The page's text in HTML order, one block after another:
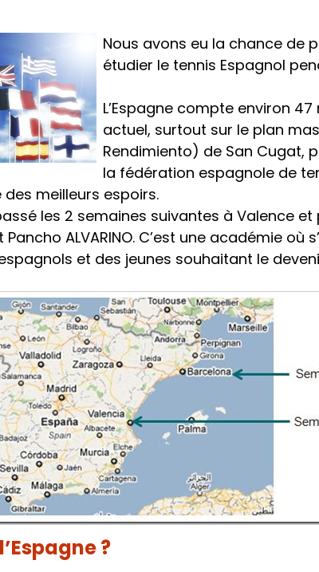
Nous avons eu la chance de
étudier le tennis Espagnol
L’Espagne compte environ
actuel, surtout sur le plan
Rendimiento) de San Cugat,
la fédération espagnole de
meilleurs espoirs.
les 2 semaines suivantes à Valence
Pancho ALVARINO. C’est une académie
et des jeunes souhaitant le
?